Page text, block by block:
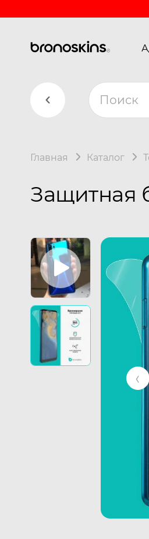
Главная Каталог
Защитная